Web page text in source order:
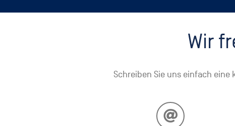
Wir
Schreiben Sie uns einfach